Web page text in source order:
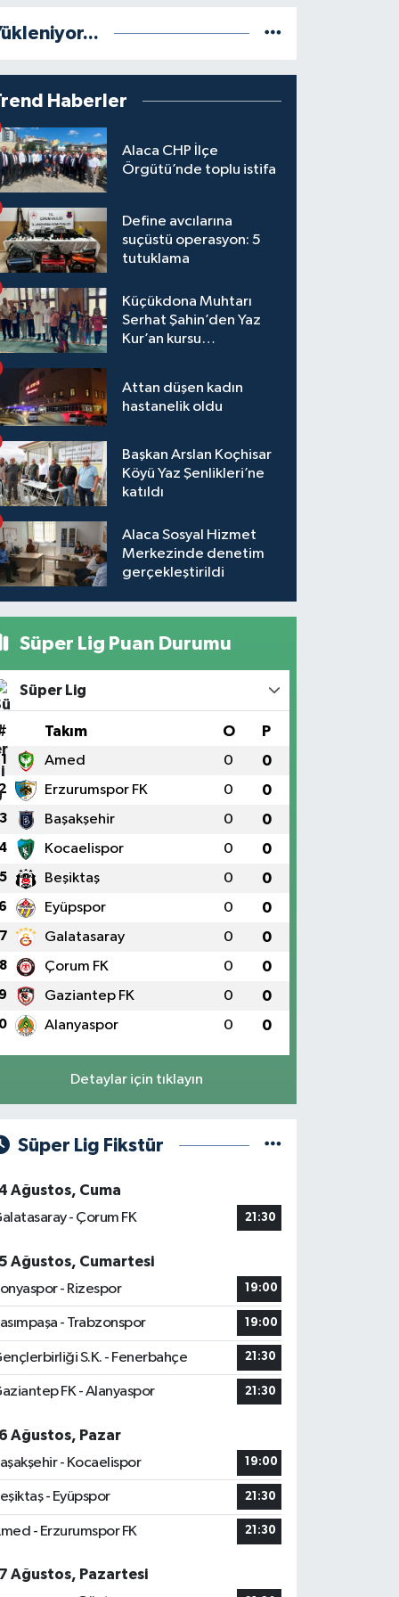
Haberler
Alaca CHP İlçe
Örgütü’nde toplu istifa
Define avcılarına
suçüstü operasyon: 5
tutuklama
Küçükdona Muhtarı
Serhat Şahin’den Yaz
Kur’an kursu
Attan düşen kadın
hastanelik oldu
Başkan Arslan Koçhisar
Köyü Yaz Şenlikleri’ne
katıldı
Alaca Sosyal Hizmet
Merkezinde denetim
gerçekleştirildi
Süper Lig Puan Durumu
Süper Lig
Takım O P
1 Amed 0 0
Erzurumspor FK 0 0
3 Başakşehir 0 0
Kocaelispor 0 0
5 Beşiktaş 0 0
Eyüpspor 0 0
7 Galatasaray 0 0
8 Çorum FK 0 0
Gaziantep FK 0 0
Alanyaspor 0 0
Detaylar için tıklayın
Süper Lig Fikstür
Ağustos, Cuma
- Çorum FK
21:30
Ağustos, Cumartesi
- Rizespor
19:00
- Trabzonspor 19:00
S.K. - Fenerbahçe 21:30
FK - Alanyaspor 21:30
Ağustos, Pazar
- Kocaelispor
19:00
- Eyüpspor 21:30
- Erzurumspor FK 21:30
Ağustos, Pazartesi